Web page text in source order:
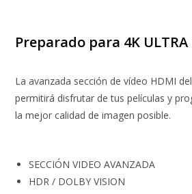
Preparado para 4K ULTRA
La avanzada sección de vídeo HDMI
permitirá disfrutar de tus películas y
la mejor calidad de imagen posible.
SECCIÓN VIDEO AVANZADA
HDR / DOLBY VISION